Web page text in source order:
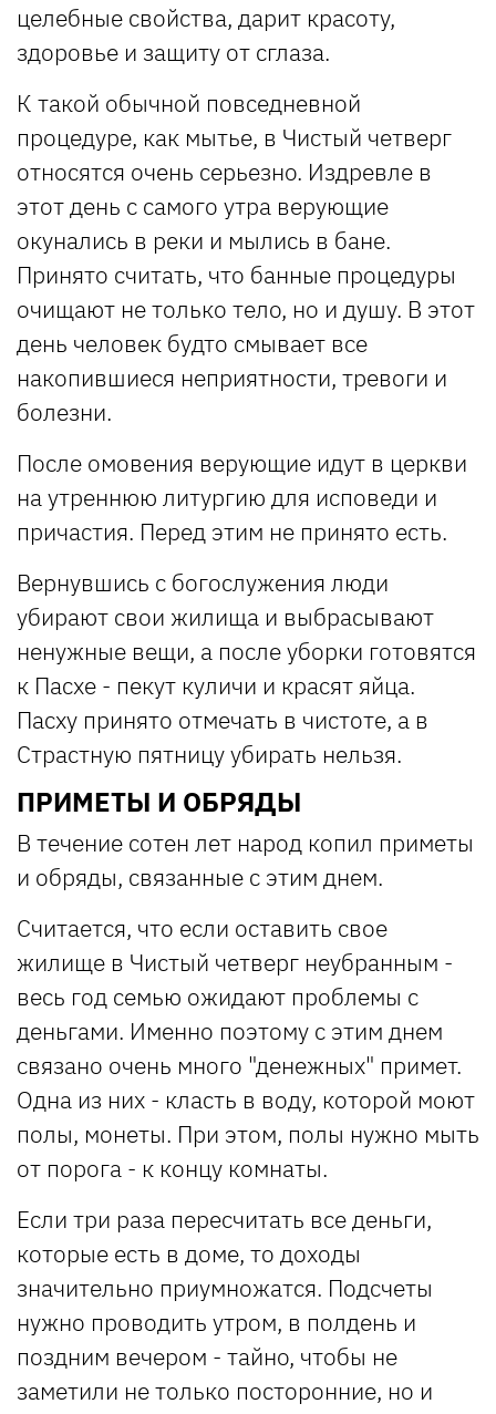
целебные свойства, дарит красоту,
здоровье и защиту от сглаза.
К такой обычной повседневной
процедуре, как мытье, в Чистый четверг
относятся очень серьезно. Издревле в
этот день с самого утра верующие
окунались в реки и мылись в бане.
Принято считать, что банные процедуры
очищают не только тело, но и душу. В этот
день человек будто смывает все
накопившиеся неприятности, тревоги и
болезни.
После омовения верующие идут в церкви
на утреннюю литургию для исповеди и
причастия. Перед этим не принято есть.
Вернувшись с богослужения люди
убирают свои жилища и выбрасывают
ненужные вещи, а после уборки готовятся
к Пасхе - пекут куличи и красят яйца.
Пасху принято отмечать в чистоте, а в
Страстную пятницу убирать нельзя.
ПРИМЕТЫ И ОБРЯДЫ
В течение сотен лет народ копил приметы
и обряды, связанные с этим днем.
Считается, что если оставить свое
жилище в Чистый четверг неубранным -
весь год семью ожидают проблемы с
деньгами. Именно поэтому с этим днем
связано очень много "денежных" примет.
Одна из них - класть в воду, которой моют
полы, монеты. При этом, полы нужно мыть
от порога - к концу комнаты.
Если три раза пересчитать все деньги,
которые есть в доме, то доходы
значительно приумножатся. Подсчеты
нужно проводить утром, в полдень и
поздним вечером - тайно, чтобы не
заметили не только посторонние, но и